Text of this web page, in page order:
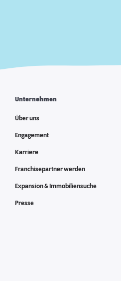
Unternehmen
Über uns
Engagement
Karriere
Franchisepartner werden
Expansion & Immobiliensuche
Presse